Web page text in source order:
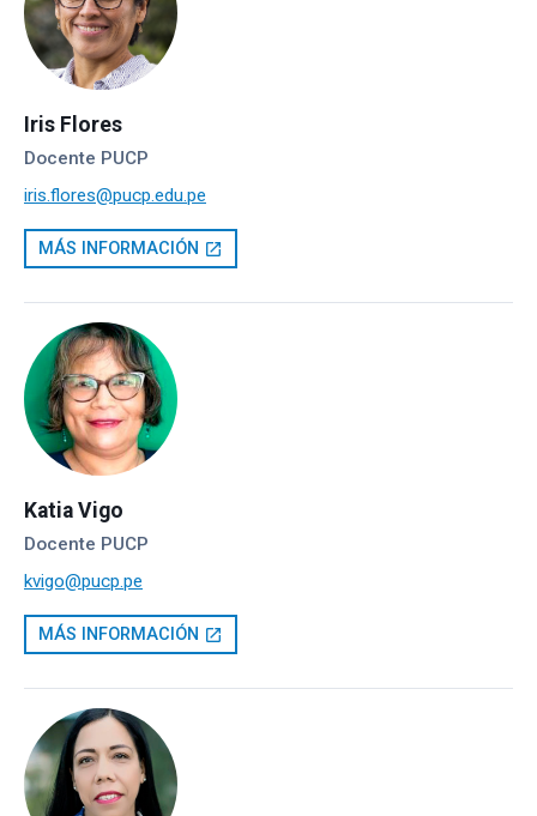
Iris Flores
Docente PUCP
iris.flores@pucp.edu.pe
MÁS INFORMACIÓN open_in_new
Katia Vigo
Docente PUCP
kvigo@pucp.pe
MÁS INFORMACIÓN open_in_new